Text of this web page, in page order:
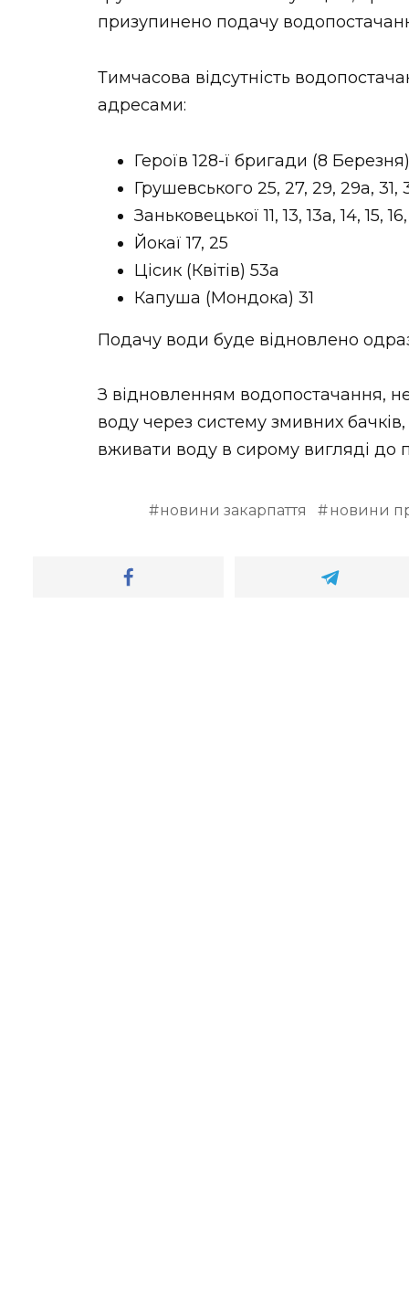
призупинено подачу
Тимчасова відсутність
адресами:
Героїв 128-ї бригади (8
Грушевського 25, 27, 29, 29а, 31,
Заньковецької 11, 13, 13а, 14, 15,
Йокаї 17, 25
Цісик (Квітів) 53а
Капуша (Мондока) 31
Подачу води буде відновлено
З відновленням водопостачання,
воду через систему змивних
вживати воду в сирому вигляді до
новини закарпаття новини